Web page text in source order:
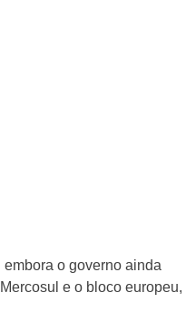
o governo ainda
e o bloco europeu,